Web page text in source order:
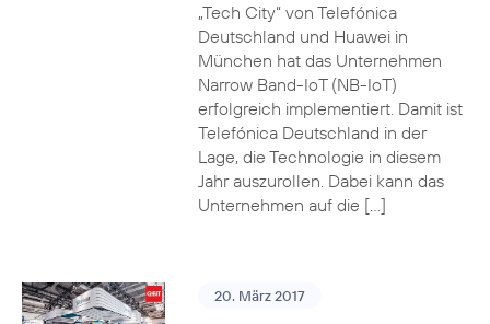
„Tech City“ von Telefónica
Deutschland und Huawei in
München hat das Unternehmen
Narrow Band-IoT (NB-IoT)
erfolgreich implementiert. Damit ist
Telefónica Deutschland in der
Lage, die Technologie in diesem
Jahr auszurollen. Dabei kann das
Unternehmen auf die […]
20. März 2017